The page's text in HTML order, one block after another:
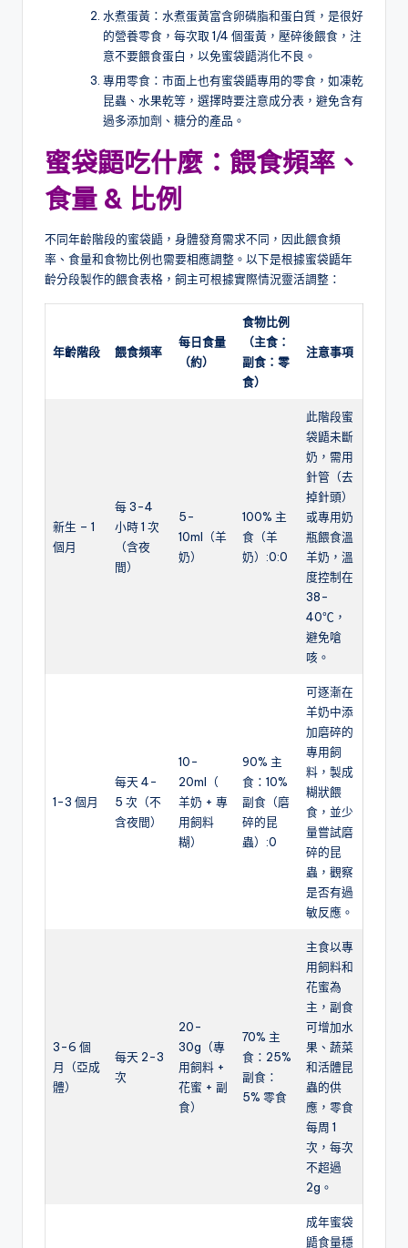
水煮蛋黃：水煮蛋黃富含卵磷脂和蛋白質，是很好
的營養零食，每次取 1/4 個蛋黃，壓碎後餵食，注
意不要餵食蛋白，以免蜜袋鼯消化不良。
專用零食：市面上也有蜜袋鼯專用的零食，如凍乾
昆蟲、水果乾等，選擇時要注意成分表，避免含有
過多添加劑、糖分的產品。
蜜袋鼯吃什麼：餵食頻率、
食量 & 比例
不同年齡階段的蜜袋鼯，身體發育需求不同，因此餵食頻
率、食量和食物比例也需要相應調整。以下是根據蜜袋鼯年
齡分段製作的餵食表格，飼主可根據實際情況靈活調整：
年齡階段 餵食頻率
每日食量
（約）
食物比例
（主食：
副食：零
食）
注意事項
新生 – 1
個月
每 3-4
小時 1 次
（含夜
間）
5-
10ml（羊
奶）
100% 主
食（羊
奶）:0:0
此階段蜜
袋鼯未斷
奶，需用
針管（去
掉針頭）
或專用奶
瓶餵食溫
羊奶，溫
度控制在
38-
40℃，
避免嗆
咳。
1-3 個月
每天 4-
5 次（不
含夜間）
10-
20ml（
羊奶 + 專
用飼料
糊）
90% 主
食：10%
副食（磨
碎的昆
蟲）:0
可逐漸在
羊奶中添
加磨碎的
專用飼
料，製成
糊狀餵
食，並少
量嘗試磨
碎的昆
蟲，觀察
是否有過
敏反應。
3-6 個
月（亞成
體）
每天 2-3
次
20-
30g（專
用飼料 +
花蜜 + 副
食）
70% 主
食：25%
副食：
5% 零食
主食以專
用飼料和
花蜜為
主，副食
可增加水
果、蔬菜
和活體昆
蟲的供
應，零食
每周 1
次，每次
不超過
2g。
成年蜜袋
鼯食量穩